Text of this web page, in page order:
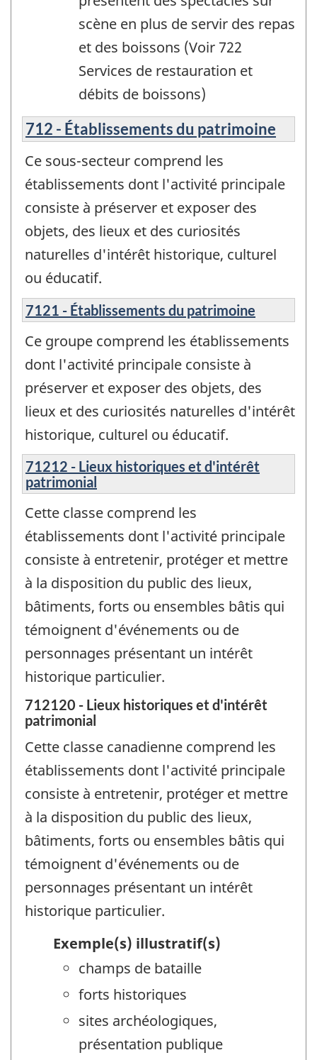
scène en plus de servir des repas
et des boissons (Voir 722
Services de restauration et
débits de boissons)
712 - Établissements du patrimoine
Ce sous-secteur comprend les
établissements dont l'activité principale
consiste à préserver et exposer des
objets, des lieux et des curiosités
naturelles d'intérêt historique, culturel
ou éducatif.
7121 - Établissements du patrimoine
Ce groupe comprend les établissements
dont l'activité principale consiste à
préserver et exposer des objets, des
lieux et des curiosités naturelles d'intérêt
historique, culturel ou éducatif.
71212 - Lieux historiques et d'intérêt
patrimonial
Cette classe comprend les
établissements dont l'activité principale
consiste à entretenir, protéger et mettre
à la disposition du public des lieux,
bâtiments, forts ou ensembles bâtis qui
témoignent d'événements ou de
personnages présentant un intérêt
historique particulier.
712120 - Lieux historiques et d'intérêt
patrimonial
Cette classe canadienne comprend les
établissements dont l'activité principale
consiste à entretenir, protéger et mettre
à la disposition du public des lieux,
bâtiments, forts ou ensembles bâtis qui
témoignent d'événements ou de
personnages présentant un intérêt
historique particulier.
Exemple(s) illustratif(s)
champs de bataille
forts historiques
sites archéologiques,
présentation publique